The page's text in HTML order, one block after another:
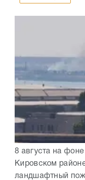
8 августа на
Кировском
ландшафтный